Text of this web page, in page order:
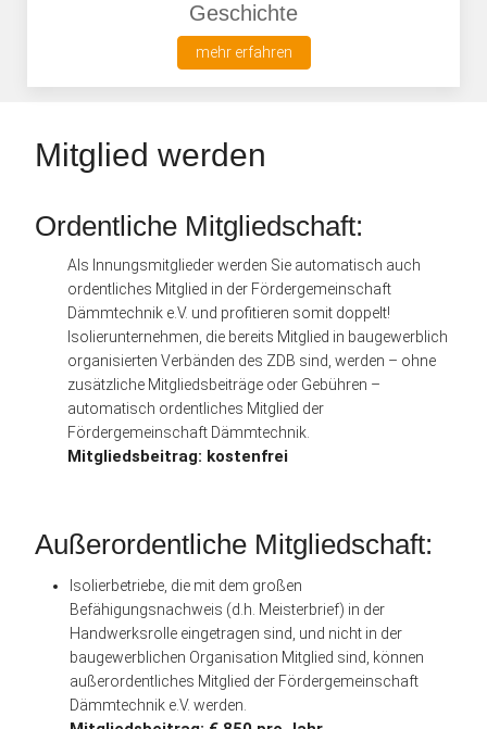
Geschichte
mehr erfahren
Mitglied werden
Ordentliche Mitgliedschaft:
Als Innungsmitglieder werden Sie automatisch auch
ordentliches Mitglied in der Fördergemeinschaft
Dämmtechnik e.V. und profitieren somit doppelt!
Isolierunternehmen, die bereits Mitglied in baugewerblich
organisierten Verbänden des ZDB sind, werden – ohne
zusätzliche Mitgliedsbeiträge oder Gebühren –
automatisch ordentliches Mitglied der
Fördergemeinschaft Dämmtechnik.
Mitgliedsbeitrag: kostenfrei
Außerordentliche Mitgliedschaft:
Isolierbetriebe, die mit dem großen
Befähigungsnachweis (d.h. Meisterbrief) in der
Handwerksrolle eingetragen sind, und nicht in der
baugewerblichen Organisation Mitglied sind, können
außerordentliches Mitglied der Fördergemeinschaft
Dämmtechnik e.V. werden.